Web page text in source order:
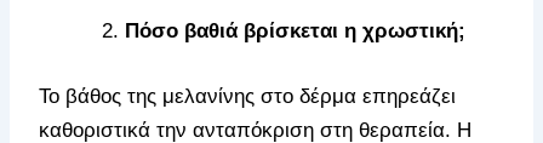
Πόσο βαθιά βρίσκεται η χρωστική;
Το βάθος της μελανίνης στο δέρμα επηρεάζει
καθοριστικά την ανταπόκριση στη θεραπεία. Η